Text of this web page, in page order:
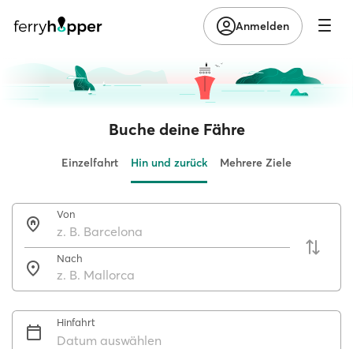
Anmelden
Buche deine Fähre
Einzelfahrt Hin und zurück Mehrere Ziele
Von
Nach
Hinfahrt
Datum auswählen